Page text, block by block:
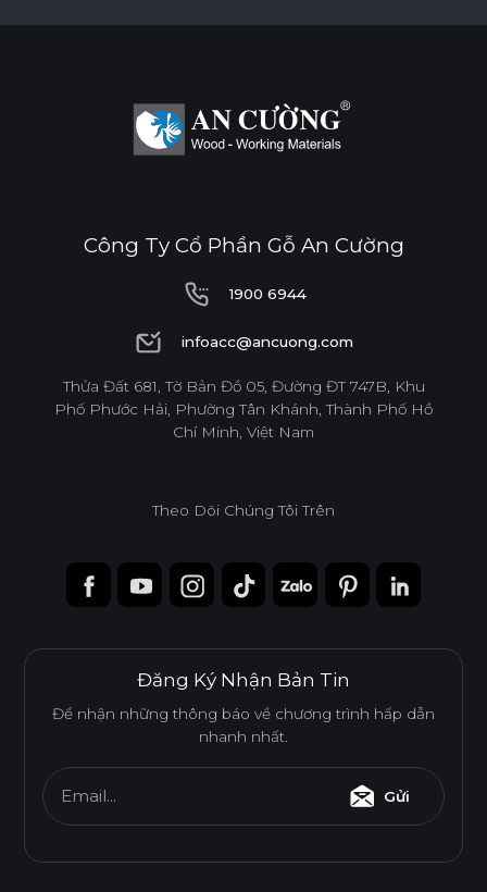
Công Ty Cổ Phần Gỗ An Cường
1900 6944
1900 6944
infoacc@ancuong.com
infoacc@ancuong.com
Thửa Đất 681, Tờ Bản Đồ 05, Đường ĐT 747B, Khu
Phố Phước Hải, Phường Tân Khánh, Thành Phố Hồ
Chí Minh, Việt Nam
Theo Dõi Chúng Tôi Trên
Đăng Ký Nhận Bản Tin
Để nhận những thông báo về chương trình hấp dẫn
nhanh nhất.
Email... Gửi